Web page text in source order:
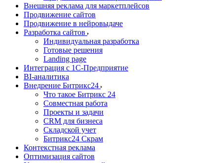
Внешняя реклама для маркетплейсов
Продвижение сайтов
Продвижение в нейровыдаче
Разработка сайтов
Индивидуальная разработка
Готовые решения
Landing page
Интеграция с 1С-Предприятие
BI-аналитика
Внедрение Битрикс24
Что такое Битрикс 24
Совместная работа
Проекты и задачи
СRМ для бизнеса
Складской учет
Битрикс24 Скрам
Контекстная реклама
Оптимизация сайтов